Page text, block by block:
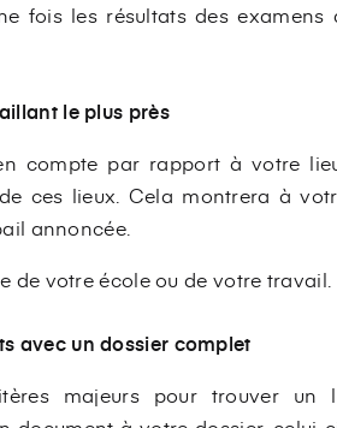
fois les résultats des examens
le plus près
compte par rapport à votre
ces lieux. Cela montrera à
annoncée.
de votre école ou de votre travail.
avec un dossier complet
majeurs pour trouver un